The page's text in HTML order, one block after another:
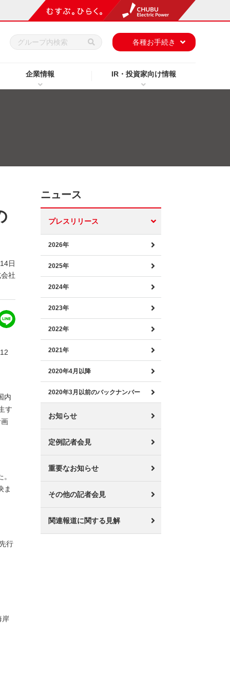
企業情報 IR・投資家向け情報
各種お手続き
日
社
内
す
ま
行
岸
ニュース
プレスリリース
2026年
2025年
2024年
2023年
2022年
2021年
2020年4月以降
2020年3月以前のバックナンバー
お知らせ
定例記者会見
重要なお知らせ
その他の記者会見
関連報道に関する見解